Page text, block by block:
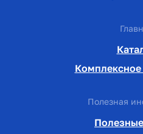
Полезная